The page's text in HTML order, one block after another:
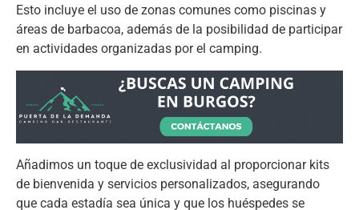
Esto incluye el uso de zonas comunes como piscinas y
áreas de barbacoa, además de la posibilidad de participar
en actividades organizadas por el camping.
Añadimos un toque de exclusividad al proporcionar kits
de bienvenida y servicios personalizados, asegurando
que cada estadía sea única y que los huéspedes se